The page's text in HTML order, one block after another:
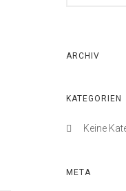
ARCHIV
KATEGORIEN
Keine
META